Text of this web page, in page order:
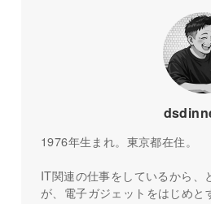
1976年生まれ。東京都在住。
IT関連の仕事をしているから、
が、電子ガジェットをはじめ